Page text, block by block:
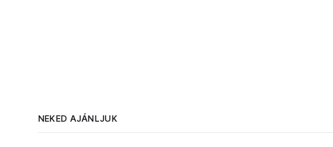
NEKED AJÁNLJUK